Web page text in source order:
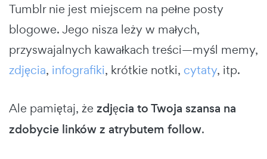
Tumblr nie jest miejscem na pełne posty
blogowe. Jego nisza leży w małych,
przyswajalnych kawałkach treści—myśl memy,
zdjęcia, infografiki, krótkie notki, cytaty, itp.
Ale pamiętaj, że zdjęcia to Twoja szansa na
zdobycie linków z atrybutem follow.